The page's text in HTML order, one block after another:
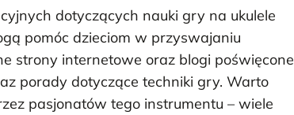
dotyczących nauki gry na ukulele
pomóc dzieciom w przyswajaniu
strony internetowe oraz blogi poświęcone
porady dotyczące techniki gry. Warto
pasjonatów tego instrumentu – wiele